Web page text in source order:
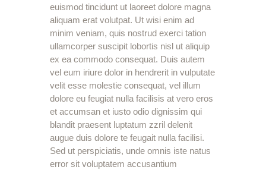
euismod tincidunt ut laoreet dolore magna
aliquam erat volutpat. Ut wisi enim ad
minim veniam, quis nostrud exerci tation
ullamcorper suscipit lobortis nisl ut aliquip
ex ea commodo consequat. Duis autem
vel eum iriure dolor in hendrerit in vulputate
velit esse molestie consequat, vel illum
dolore eu feugiat nulla facilisis at vero eros
et accumsan et iusto odio dignissim qui
blandit praesent luptatum zzril delenit
augue duis dolore te feugait nulla facilisi.
Sed ut perspiciatis, unde omnis iste natus
error sit voluptatem accusantium